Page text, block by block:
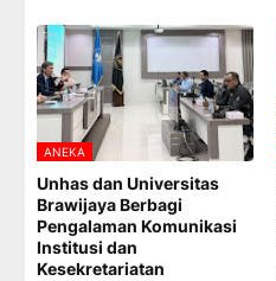
ANEKA
Unhas dan Universitas
Brawijaya Berbagi
Pengalaman Komunikasi
Institusi dan
Kesekretariatan